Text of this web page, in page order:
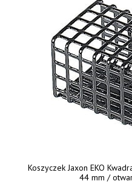
Koszyczek Jaxon EKO
44 mm /